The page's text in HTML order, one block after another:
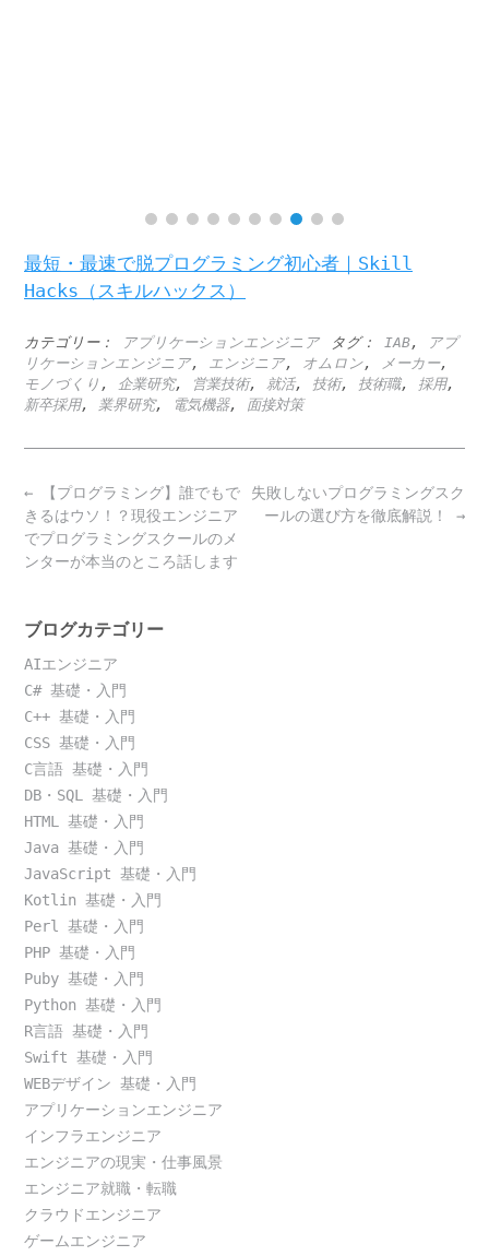
最短・最速で脱プログラミング初心者｜Skill
Hacks（スキルハックス）
カテゴリー： アプリケーションエンジニア タグ： IAB,
アプ
リケーションエンジニア, エンジニア, オムロン, メーカー,
モノづくり , 企業研究, 営業技術, 就活, 技術, 技術職, 採用,
新卒採用, 業界研究, 電気機器, 面接対策
Post
navigation
失敗しないプログラミングスク
ールの選び方を徹底解説！ →
← 【プログラミング】誰でもで
きるはウソ！？現役エンジニア
でプログラミングスクールのメ
ンターが本当のところ話します
ブログカテゴリー
AIエンジニア
C# 基礎・入門
C++ 基礎・入門
CSS 基礎・入門
C言語 基礎・入門
DB・SQL 基礎・入門
HTML 基礎・入門
Java 基礎・入門
JavaScript 基礎・入門
Kotlin 基礎・入門
Perl 基礎・入門
PHP 基礎・入門
Puby 基礎・入門
Python 基礎・入門
R言語 基礎・入門
Swift 基礎・入門
WEBデザイン 基礎・入門
アプリケーションエンジニア
インフラエンジニア
エンジニアの現実・仕事風景
エンジニア就職・転職
クラウドエンジニア
ゲームエンジニア